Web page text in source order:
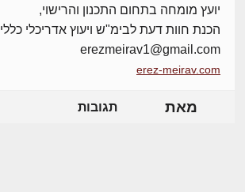
יועץ מומחה בתחום התכנון והרישוי,
הכנת חוות דעת לבימ"ש ויעוץ אדריכלי כללי
erezmeirav1@gmail.com
erez-meirav.com
מאת תגובות